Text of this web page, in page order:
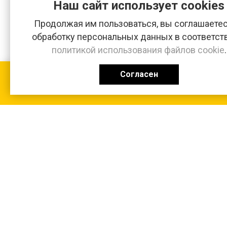
Наш сайт использует cookies
Продолжая им пользоваться, вы
обработку персональных данных в
политикой использования файлов cookie.
Согласен